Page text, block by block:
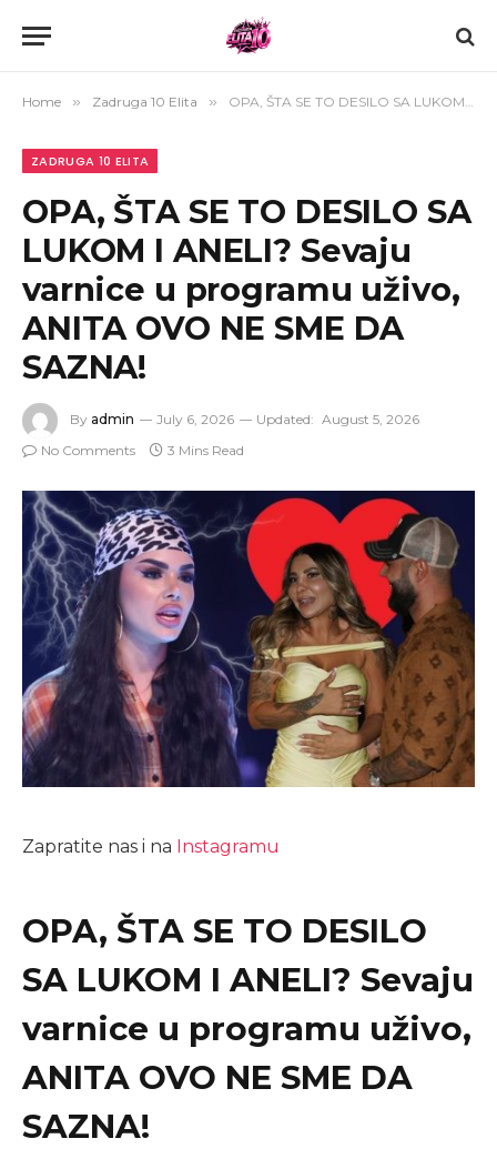
Home » Zadruga 10 Elita » OPA, ŠTA SE TO DESILO SA LUKOM I ANELI? Sevaju varnice u programu uživo, ANITA OVO NE SME DA SAZNA!
ZADRUGA 10 ELITA
OPA, ŠTA SE TO DESILO SA
LUKOM I ANELI? Sevaju
varnice u programu uživo,
ANITA OVO NE SME DA
SAZNA!
By admin July 6, 2026 Updated: August 5, 2026
No Comments
3 Mins Read
Zapratite nas i na Instagramu
OPA, ŠTA SE TO DESILO
SA LUKOM I ANELI? Sevaju
varnice u programu uživo,
ANITA OVO NE SME DA
SAZNA!